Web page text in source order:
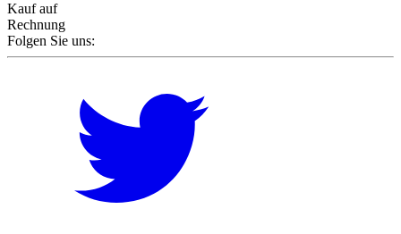
Kauf auf
Rechnung
Folgen Sie uns: